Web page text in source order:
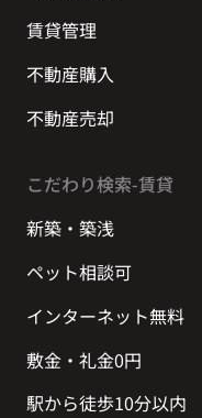
賃貸管理
不動産購入
不動産売却
こだわり検索-賃貸
新築・築浅
ペット相談可
インターネット無料
敷金・礼金0円
駅から徒歩10分以内